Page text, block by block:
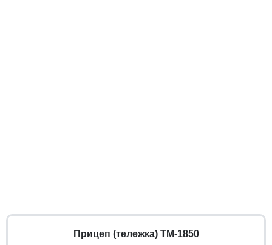
Прицеп (тележка) ТМ-1850